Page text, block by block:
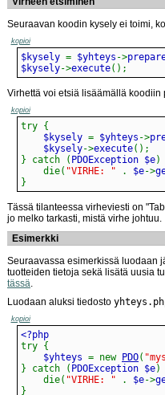
Seuraavan koodin kysely ei toimi,
kopioi
$kysely = $yhteys ->
$kysely->execute( ) ;
Virhettä voi etsiä lisäämällä koodiin
kopioi
try {
    $kysely
= $yhteys ->
    $kysely
->execute( ) ;
}
catch ( PDOException $e)
die( "VIRHE: " . $e->
}
Tässä tilanteessa virheviesti on
jo melko tarkasti, mistä virhe johtuu.
Esimerkki
Seuraavassa esimerkissä luodaan
tuotteiden tietoja sekä lisätä uusia
tässä.
Luodaan aluksi tiedosto
kopioi
try {
    $yhteys
= new PDO(
}
catch ( PDOException $e)
die( "VIRHE: " . $e->
}